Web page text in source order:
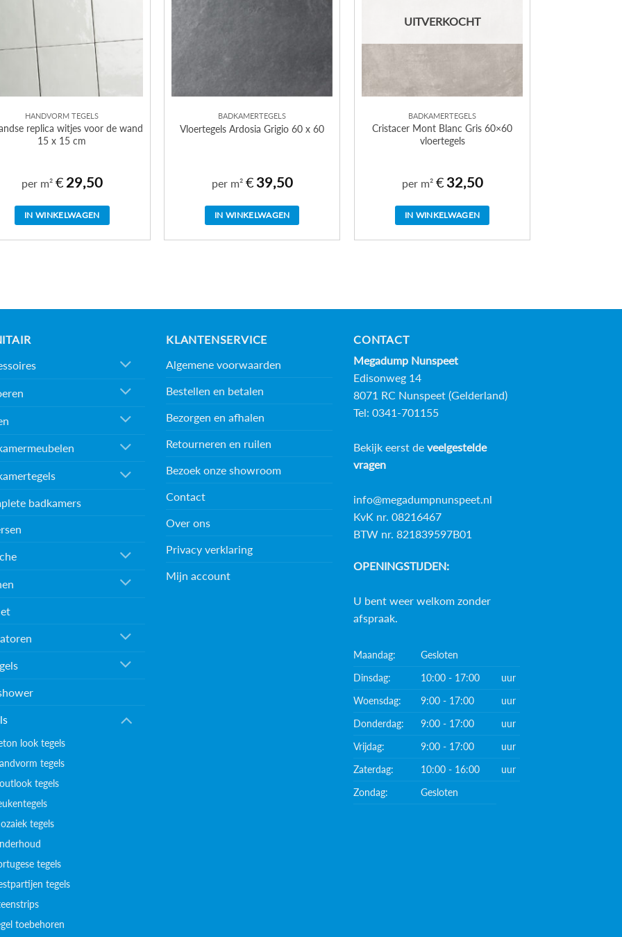
HANDVORM TEGELS
replica witjes voor de wand
15 x 15 cm
per m² € 29,50
IN WINKELWAGEN
BADKAMERTEGELS
Vloertegels Ardosia Grigio 60 x 60
per m² € 39,50
IN WINKELWAGEN
UITVERKOCHT
BADKAMERTEGELS
Cristacer Mont Blanc Gris 60×60
vloertegels
per m² € 32,50
IN WINKELWAGEN
badkamers
look tegels
tegels
tegels
tegels
tegels
tegels
toebehoren
KLANTENSERVICE
Algemene voorwaarden
Bestellen en betalen
Bezorgen en afhalen
Retourneren en ruilen
Bezoek onze showroom
Contact
Over ons
Privacy verklaring
Mijn account
CONTACT
Megadump Nunspeet
Edisonweg 14
8071 RC Nunspeet (Gelderland)
Tel: 0341-701155
Bekijk eerst de veelgestelde
vragen
info@megadumpnunspeet.nl
KvK nr. 08216467
BTW nr. 821839597B01
OPENINGSTIJDEN:
U bent weer welkom zonder
afspraak.
Maandag:
Gesloten
Dinsdag:
10:00 - 17:00
uur
Woensdag:
9:00 - 17:00
uur
Donderdag:
9:00 - 17:00
uur
Vrijdag:
9:00 - 17:00
uur
Zaterdag:
10:00 - 16:00
uur
Zondag:
Gesloten